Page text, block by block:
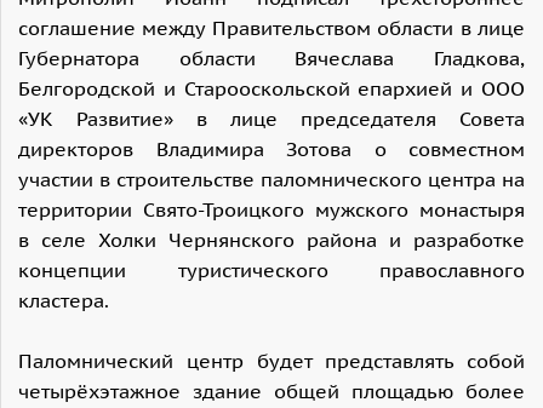
соглашение между Правительством области в лице
Губернатора области Вячеслава Гладкова,
Белгородской и Старооскольской епархией и ООО
«УК Развитие» в лице председателя Совета
директоров Владимира Зотова о совместном
участии в строительстве паломнического центра на
территории Свято-Троицкого мужского монастыря
в селе Холки Чернянского района и разработке
концепции туристического православного
кластера.
Паломнический центр будет представлять собой
четырёхэтажное здание общей площадью более